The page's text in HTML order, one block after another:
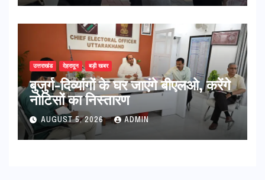
उत्तराखंड देहरादून बड़ी खबर
बुजुर्ग-दिव्यांगों के घर जाएंगे बीएलओ, करेंगे
नोटिसों का निस्तारण
AUGUST 5, 2026 ADMIN